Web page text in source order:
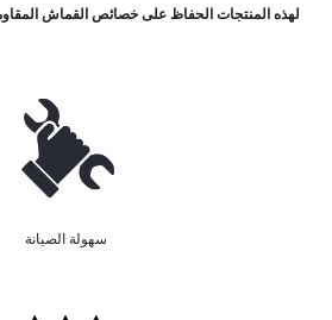
لهذه المنتجات الحفاظ على خصائص القماش
سهولة الصيانة